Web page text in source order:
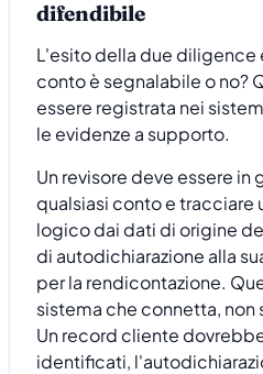
difendibile
L'esito della due diligence
conto è segnalabile o no?
essere registrata nei
le evidenze a supporto.
Un revisore deve essere in
qualsiasi conto e tracciare
logico dai dati di origine
di autodichiarazione alla
per la rendicontazione.
sistema che connetta, non
Un record cliente
identificati,